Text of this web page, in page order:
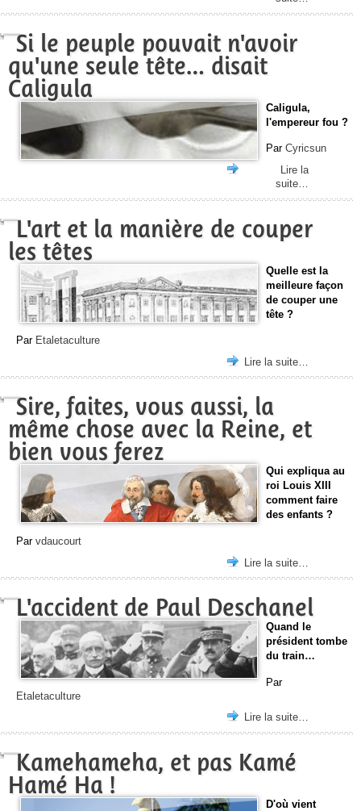
Si le peuple pouvait n'avoir
qu'une seule tête… disait
Caligula
Caligula,
l'empereur fou ?
Par Cyricsun
Lire la
suite…
L'art et la manière de couper
les têtes
Quelle est la
meilleure façon
de couper une
tête ?
Par Etaletaculture
Lire la suite…
Sire, faites, vous aussi, la
même chose avec la Reine, et
bien vous ferez
Qui expliqua au
roi Louis XIII
comment faire
des enfants ?
Par vdaucourt
Lire la suite…
L'accident de Paul Deschanel
Quand le
président tombe
du train…
Par
Etaletaculture
Lire la suite…
Kamehameha, et pas Kamé
Hamé Ha !
D'où vient